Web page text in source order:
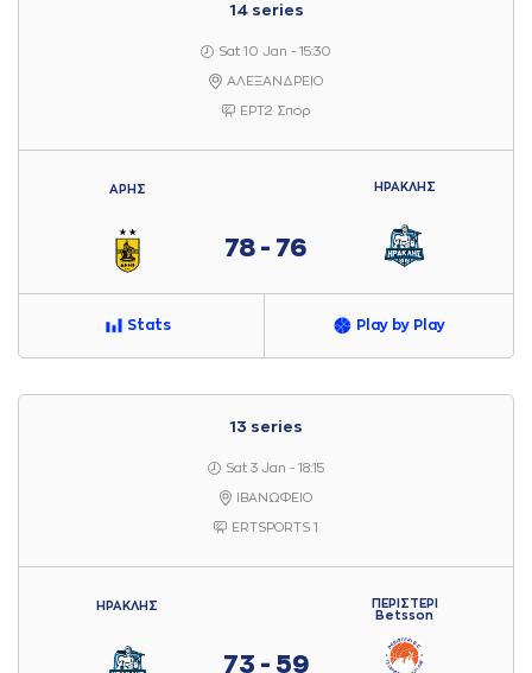
14 series
Sat 10 Jan - 15:30
ΑΛΕΞΑΝΔΡΕΙΟ
ΕΡΤ2 Σπορ
Stats Play by Play
ΑΡΗΣ
78 - 76
ΗΡΑΚΛΗΣ
13 series
Sat 3 Jan - 18:15
ΙΒΑΝΩΦΕΙΟ
ERTSPORTS 1
ΗΡΑΚΛΗΣ
73 - 59
ΠΕΡΙΣΤΕΡΙ
Betsson